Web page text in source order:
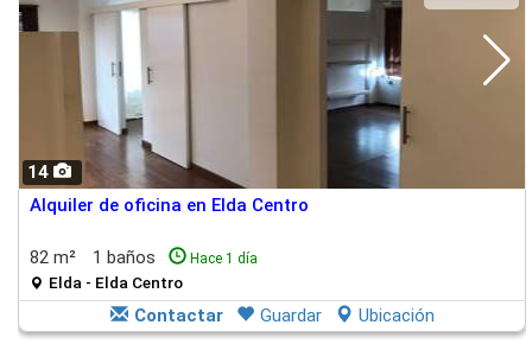
14
Alquiler de oficina en Elda Centro
82 m² 1 baños Hace 1 día
Elda - Elda Centro
Contactar Guardar Ubicación